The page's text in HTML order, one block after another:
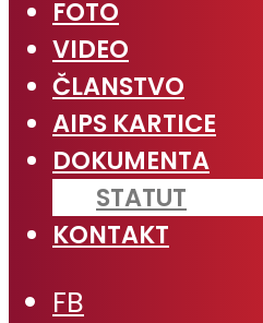
FOTO
VIDEO
ČLANSTVO
AIPS KARTICE
DOKUMENTA
STATUT
KONTAKT
FB